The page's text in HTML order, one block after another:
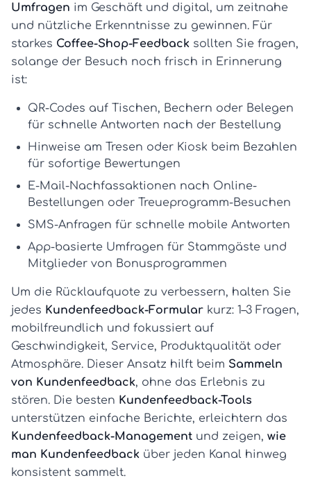
Umfragen im Geschäft und digital, um zeitnahe
und nützliche Erkenntnisse zu gewinnen. Für
starkes Coffee-Shop-Feedback sollten Sie fragen,
solange der Besuch noch frisch in Erinnerung
ist:
QR-Codes auf Tischen, Bechern oder Belegen
für schnelle Antworten nach der Bestellung
Hinweise am Tresen oder Kiosk beim Bezahlen
für sofortige Bewertungen
E-Mail-Nachfassaktionen nach Online-
Bestellungen oder Treueprogramm-Besuchen
SMS-Anfragen für schnelle mobile Antworten
App-basierte Umfragen für Stammgäste und
Mitglieder von Bonusprogrammen
Um die Rücklaufquote zu verbessern, halten Sie
jedes Kundenfeedback-Formular kurz: 1–3 Fragen,
mobilfreundlich und fokussiert auf
Geschwindigkeit, Service, Produktqualität oder
Atmosphäre. Dieser Ansatz hilft beim Sammeln
von Kundenfeedback, ohne das Erlebnis zu
stören. Die besten Kundenfeedback-Tools
unterstützen einfache Berichte, erleichtern das
Kundenfeedback-Management und zeigen, wie
man Kundenfeedback über jeden Kanal hinweg
konsistent sammelt.